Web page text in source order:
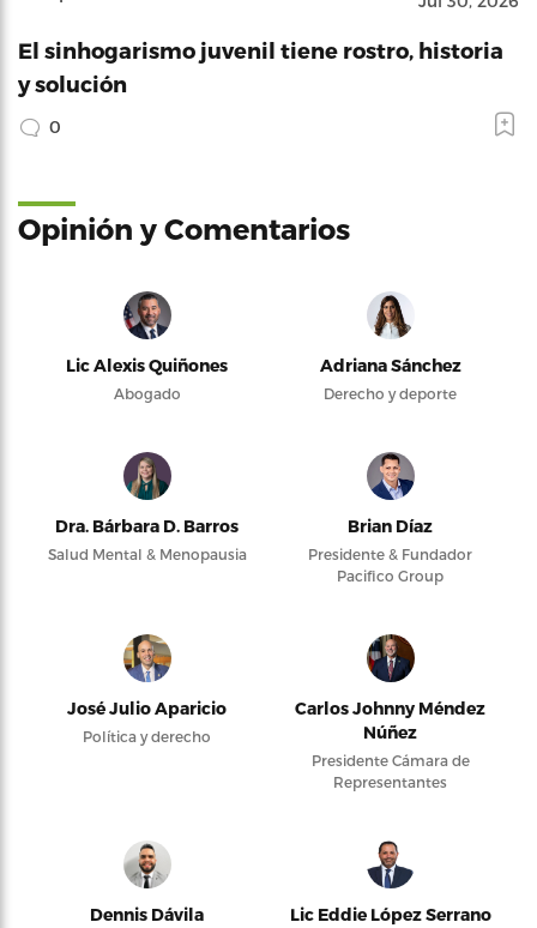
El sinhogarismo juvenil tiene rostro, historia
y solución
0
Opinión y Comentarios
Lic Alexis Quiñones
Abogado
Adriana Sánchez
Derecho y deporte
Dra. Bárbara D. Barros
Salud Mental & Menopausia
Brian Díaz
Presidente & Fundador
Pacifico Group
José Julio Aparicio
Política y derecho
Carlos Johnny Méndez
Núñez
Presidente Cámara de
Representantes
Dennis Dávila Lic Eddie López Serrano